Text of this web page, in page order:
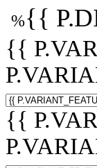
%{{
{{
{{